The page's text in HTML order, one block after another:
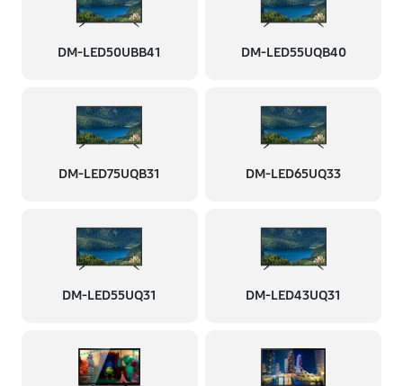
DM-LED50UBB41 DM-LED55UQB40
DM-LED75UQB31 DM-LED65UQ33
DM-LED55UQ31 DM-LED43UQ31